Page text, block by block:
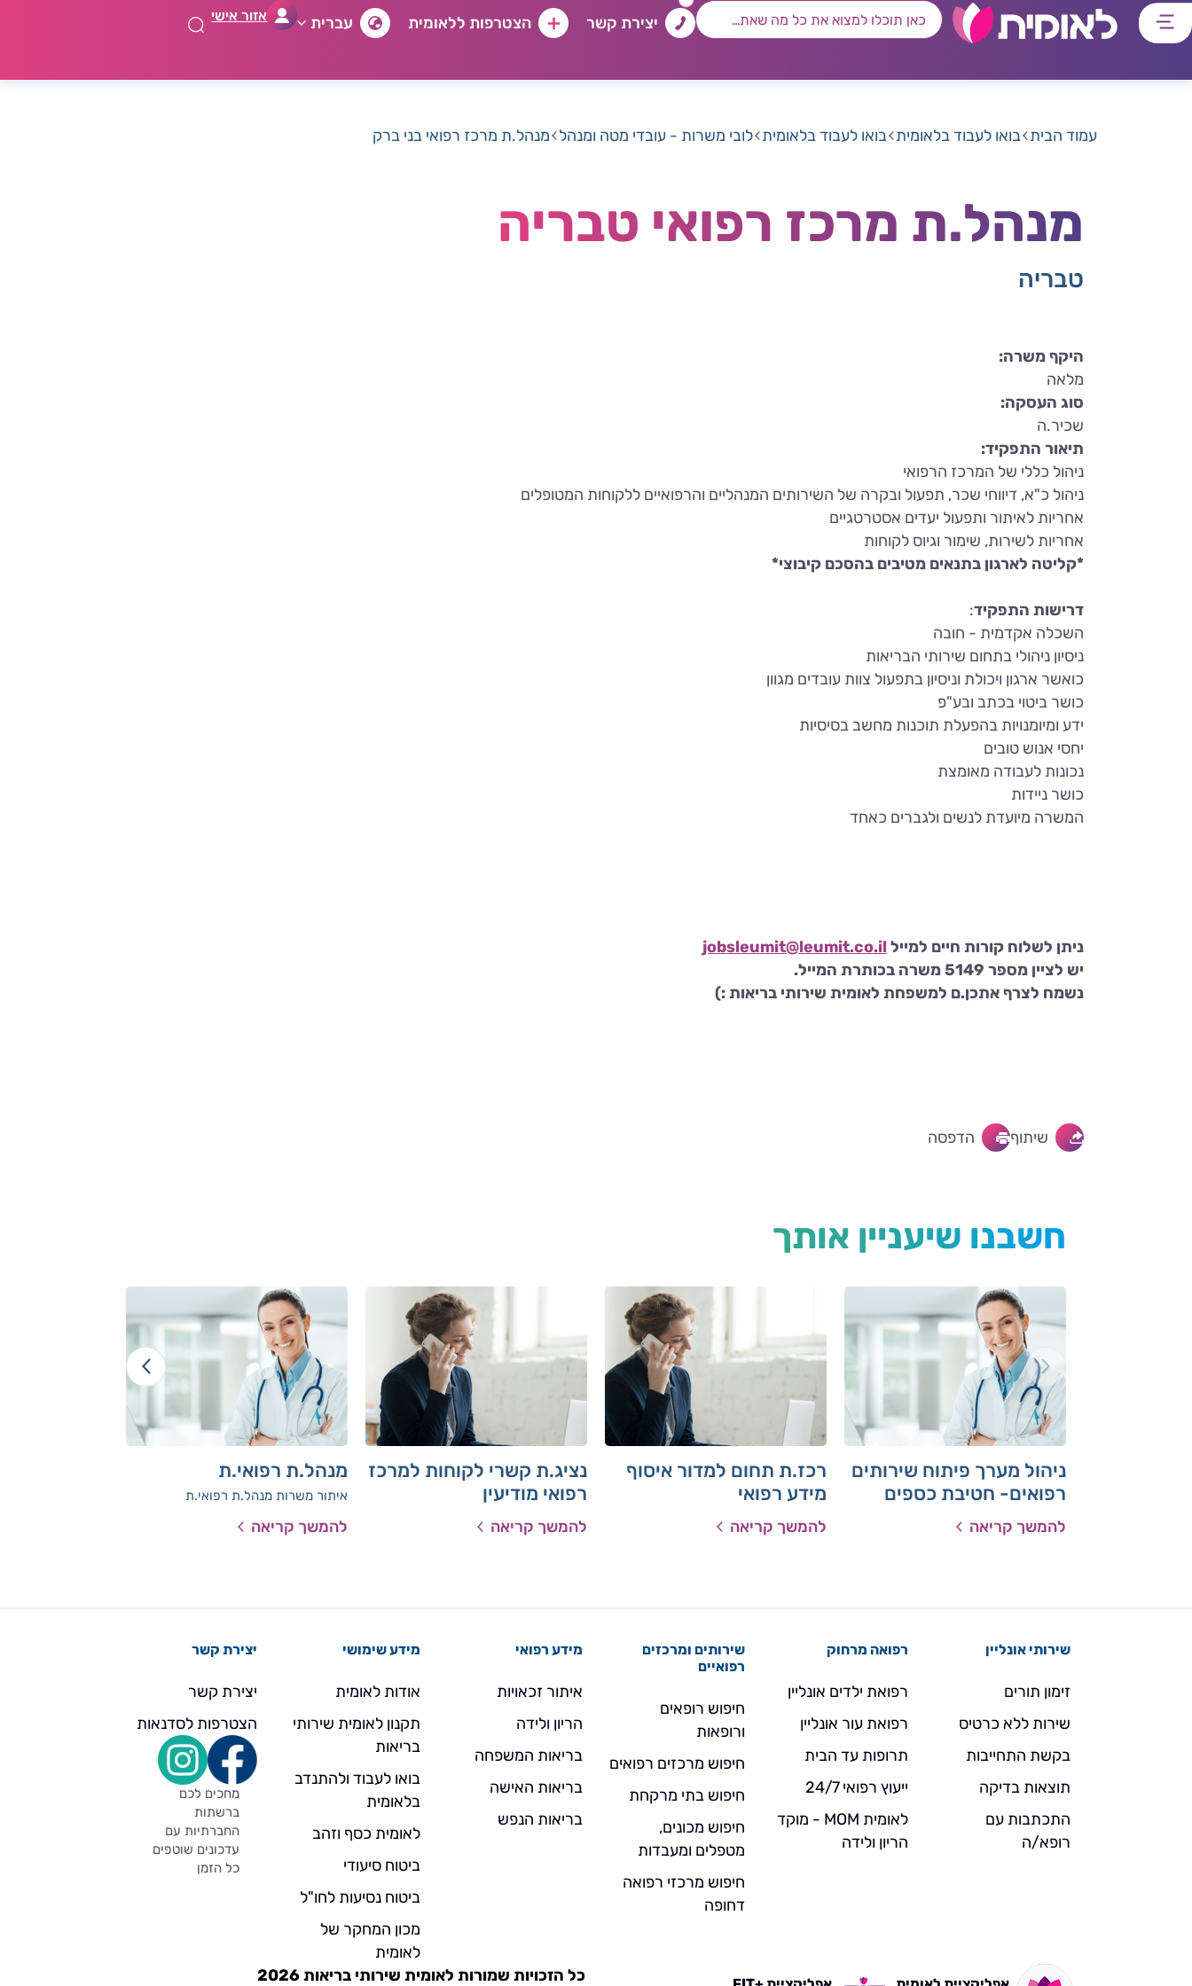
דלג
דלג
דלג
דלג
יצירת קשר הצטרפות ללאומית עברית אזור אישי
עמוד הבית בואו לעבוד בלאומית בואו לעבוד בלאומית לובי משרות - עובדי מטה ומנהל מנהל.ת מרכז רפואי בני ברק
מנהל.ת מרכז רפואי טבריה
טבריה
היקף משרה:
מלאה
סוג העסקה:
שכיר.ה
תיאור התפקיד:
ניהול כללי של המרכז הרפואי
ניהול כ"א, דיווחי שכר, תפעול ובקרה של השירותים המנהליים והרפואיים ללקוחות המטופלים
אחריות לאיתור ותפעול יעדים אסטרטגיים
אחריות לשירות, שימור וגיוס לקוחות
*קליטה לארגון בתנאים מטיבים בהסכם קיבוצי*
דרישות התפקיד:
השכלה אקדמית - חובה
ניסיון ניהולי בתחום שירותי הבריאות
כואשר ארגון ויכולת וניסיון בתפעול צוות עובדים מגוון
כושר ביטוי בכתב ובע"פ
ידע ומיומנויות בהפעלת תוכנות מחשב בסיסיות
יחסי אנוש טובים
נכונות לעבודה מאומצת
כושר ניידות
המשרה מיועדת לנשים ולגברים כאחד
ניתן לשלוח קורות חיים למייל jobsleumit@leumit.co.il
יש לציין מספר 5149 משרה בכותרת המייל.
נשמח לצרף אתכן.ם למשפחת לאומית שירותי בריאות :)
שיתוף הדפסה
חשבנו שיעניין אותך
ניהול מערך פיתוח שירותים
רפואים- חטיבת כספים
ורכש- הנהלה ראשית
להמשך קריאה
רכז.ת תחום למדור איסוף
מידע רפואי
להמשך קריאה
נציג.ת קשרי לקוחות למרכז
רפואי מודיעין
להמשך קריאה
מנהל.ת רפואי.ת
איתור משרות מנהל.ת רפואי.ת
להמשך קריאה
שירותי אונליין
זימון תורים
שירות ללא כרטיס
בקשת התחייבות
תוצאות בדיקה
התכתבות עם
רופא/ה
רפואה מרחוק
רפואת ילדים אונליין
רפואת עור אונליין
תרופות עד הבית
ייעוץ רפואי 24/7
לאומית MOM - מוקד
הריון ולידה
שירותים ומרכזים
רפואיים
חיפוש רופאים
ורופאות
חיפוש מרכזים רפואים
חיפוש בתי מרקחת
חיפוש מכונים,
מטפלים ומעבדות
חיפוש מרכזי רפואה
דחופה
מידע רפואי
איתור זכאויות
הריון ולידה
בריאות המשפחה
בריאות האישה
בריאות הנפש
מידע שימושי
אודות לאומית
תקנון לאומית שירותי
בריאות
בואו לעבוד ולהתנדב
בלאומית
לאומית כסף וזהב
ביטוח סיעודי
ביטוח נסיעות לחו"ל
מכון המחקר של
לאומית
יצירת קשר
יצירת קשר
הצטרפות לסדנאות
מחכים לכם
ברשתות
החברתיות עם
עדכונים שוטפים
כל הזמן
כל הזכויות שמורות לאומית שירותי בריאות 2026